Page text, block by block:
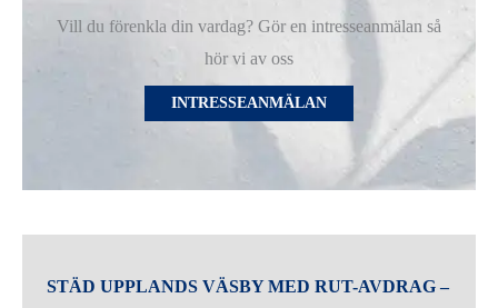
Vill du förenkla din vardag? Gör en intresseanmälan så
hör vi av oss
INTRESSEANMÄLAN
STÄD UPPLANDS VÄSBY MED RUT-AVDRAG –